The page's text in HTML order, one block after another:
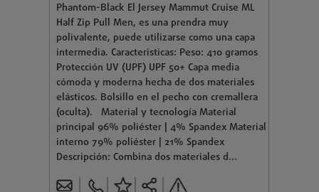
Phantom-Black El Jersey Mammut Cruise ML
Half Zip Pull Men, es una prendra muy
polivalente, puede utilizarse como una capa
intermedia. Caracteristicas: Peso: 410 gramos
Protección UV (UPF) UPF 50+ Capa media
cómoda y moderna hecha de dos materiales
elásticos. Bolsillo en el pecho con cremallera
(oculta). Material y tecnología Material
principal 96% poliéster | 4% Spandex Material
interno 79% poliéster | 21% Spandex
Descripción: Combina dos materiales d...